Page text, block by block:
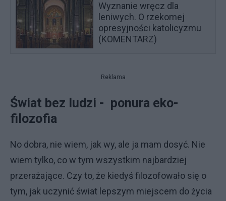
Wyznanie wręcz dla
leniwych. O rzekomej
opresyjności katolicyzmu
(KOMENTARZ)
Reklama
Świat bez ludzi - ponura eko-
filozofia
No dobra, nie wiem, jak wy, ale ja mam dosyć. Nie
wiem tylko, co w tym wszystkim najbardziej
przerażające. Czy to, że kiedyś filozofowało się o
tym, jak uczynić świat lepszym miejscem do życia